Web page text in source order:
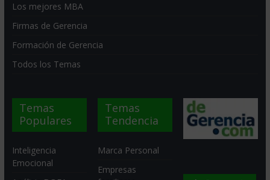
Los mejores MBA
Firmas de Gerencia
Formación de Gerencia
Todos los Temas
Temas
Populares
Inteligencia
Emocional
Temas
Tendencia
Marca Personal
Empresas